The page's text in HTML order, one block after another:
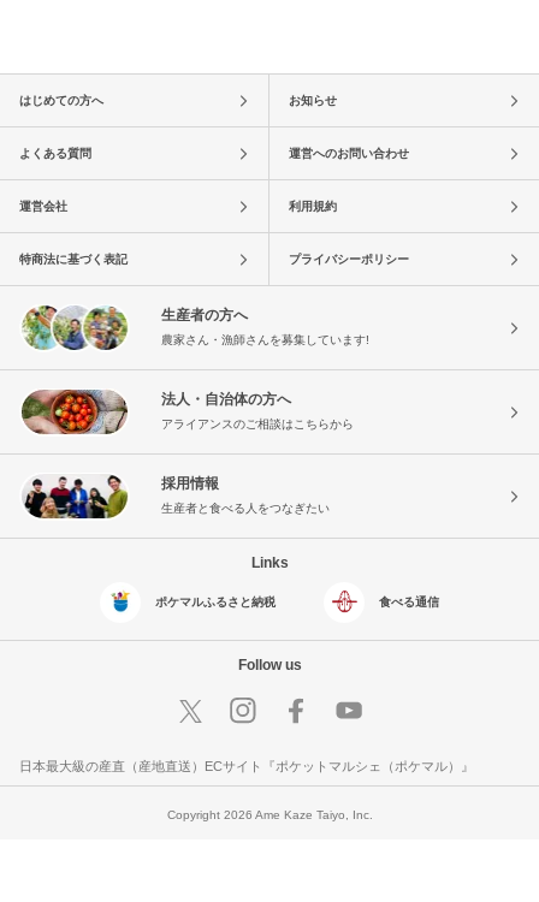
はじめての方へ お知らせ
よくある質問 運営へのお問い合わせ
運営会社 利用規約
特商法に基づく表記 プライバシーポリシー
生産者の方へ
農家さん・漁師さんを募集しています!
法人・自治体の方へ
アライアンスのご相談はこちらから
採用情報
生産者と食べる人をつなぎたい
Links
ポケマルふるさと納税 食べる通信
Follow us
日本最大級の産直（産地直送）ECサイト『ポケットマルシェ（ポケマル）』
Copyright 2026 Ame Kaze Taiyo, Inc.